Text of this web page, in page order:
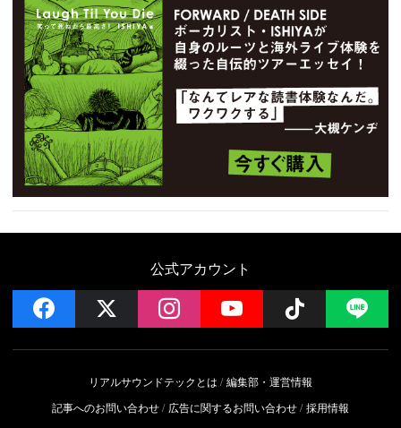
公式アカウント
facebook instagramYouTube Follow
リアルサウンドテックとは
編集部・運営情報
記事へのお問い合わせ
広告に関するお問い合わせ 採用情報